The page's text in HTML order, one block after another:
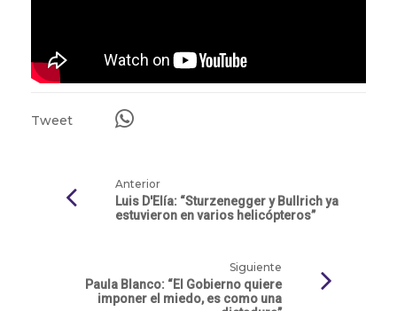
Tweet
Anterior
Luis D'Elía: “Sturzenegger y Bullrich ya
estuvieron en varios helicópteros”
Siguiente
Paula Blanco: “El Gobierno quiere
imponer el miedo, es como una